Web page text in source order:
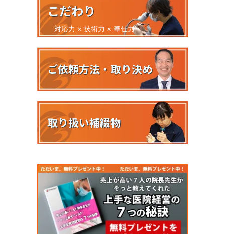
こだわり
対応力 × 技術力 × 奉仕力
ご依頼方法・取り決め
取り扱い補綴物